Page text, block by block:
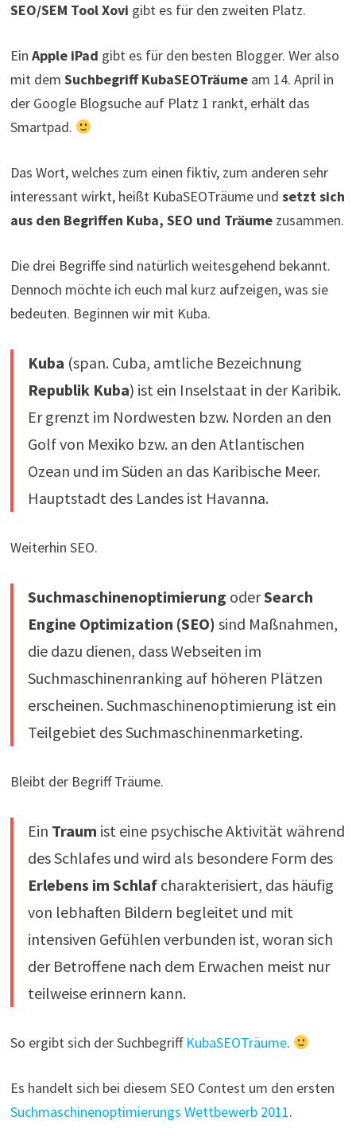
SEO/SEM Tool Xovi gibt es für den zweiten Platz.
Ein Apple iPad gibt es für den besten Blogger. Wer also
mit dem Suchbegriff KubaSEOTräumeam 14. April in
der Google Blogsuche auf Platz 1 rankt, erhält das
Smartpad.
Das Wort, welches zum einen fiktiv, zum anderen sehr
interessant wirkt, heißt KubaSEOTräume und setzt sich
aus den Begriffen Kuba, SEO und Träumezusammen.
Die drei Begriffe sind natürlich weitesgehend bekannt.
Dennoch möchte ich euch mal kurz aufzeigen, was sie
bedeuten. Beginnen wir mit Kuba.
Kuba (span. Cuba, amtliche Bezeichnung
Republik Kuba) ist ein Inselstaat in der Karibik.
Er grenzt im Nordwesten bzw. Norden an den
Golf von Mexiko bzw. an den Atlantischen
Ozean und im Süden an das Karibische Meer.
Hauptstadt des Landes ist Havanna.
Weiterhin SEO.
Suchmaschinenoptimierung oderSearch
Engine Optimization (SEO) sind Maßnahmen,
die dazu dienen, dass Webseiten im
Suchmaschinenranking auf höheren Plätzen
erscheinen. Suchmaschinenoptimierung ist ein
Teilgebiet des Suchmaschinenmarketing.
Bleibt der Begriff Träume.
Ein Traum ist eine psychische Aktivität während
des Schlafes und wird als besondere Form des
Erlebens im Schlafcharakterisiert, das häufig
von lebhaften Bildern begleitet und mit
intensiven Gefühlen verbunden ist, woran sich
der Betroffene nach dem Erwachen meist nur
teilweise erinnern kann.
So ergibt sich der Suchbegriff KubaSEOTräume.
Es handelt sich bei diesem SEO Contest um den ersten
Suchmaschinenoptimierungs Wettbewerb 2011.